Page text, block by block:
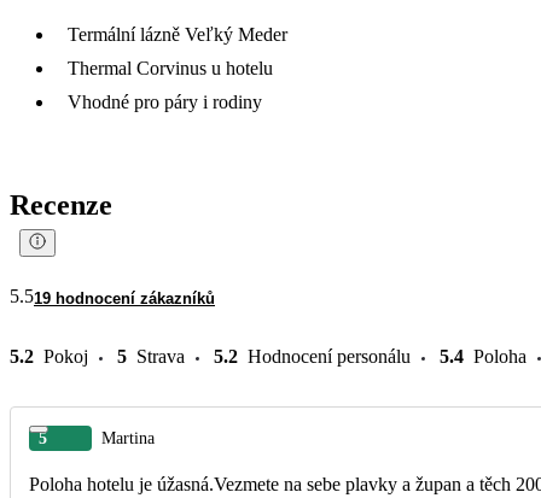
Termální lázně Veľký Meder
Thermal Corvinus u hotelu
Vhodné pro páry i rodiny
Recenze
5.519 hodnocení zákazníků
5.2 Pokoj 5 Strava 5.2 Hodnocení personálu 5.4 Poloha
5 Martina
Poloha hotelu je úžasná.Vezmete na sebe plavky a župan a těch